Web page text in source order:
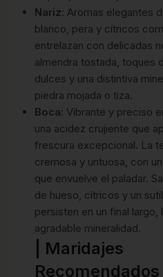
Nariz: Aromas elegantes
blanco, pera y cítricos
entrelazan con delicadas
almendra tostada, toques
dulces y una distintiva
piedra mojada o tiza.
Boca: Vibrante y preciso
una acidez crujiente que
frescura excepcional. La
cremosa y untuosa, con
que envuelve el paladar.
de hueso, cítricos y un
persisten en un final largo,
agradable mineralidad.
| Maridajes
Recomendados